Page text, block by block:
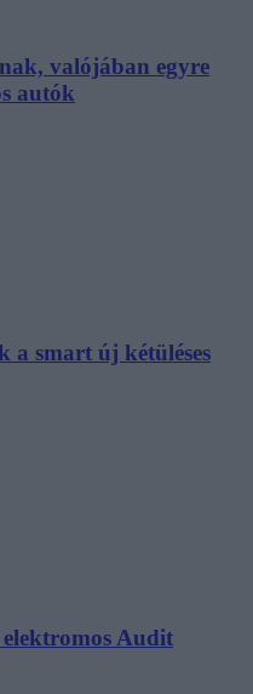
valójában egyre
autók
a smart új kétüléses
Audit